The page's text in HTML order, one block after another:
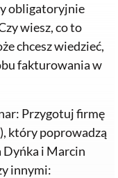
obligatoryjnie
wiesz, co to
chcesz wiedzieć,
fakturowania w
Przygotuj firmę
który poprowadzą
Dyńka i Marcin
innymi: